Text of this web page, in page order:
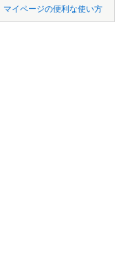
マイページの便利な使い方